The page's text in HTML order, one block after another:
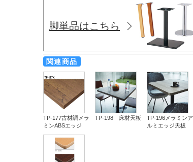
脚単品はこちら
関連商品
TP-177古材調メラ
ミンABSエッジ
TP-198 床材天板
TP-196メラミンア
ルミエッジ天板